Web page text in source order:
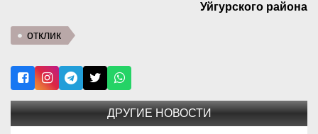
Уйгурского района
отклик
ДРУГИЕ НОВОСТИ